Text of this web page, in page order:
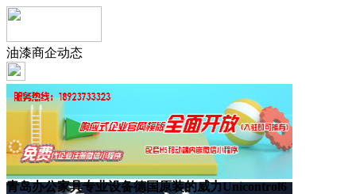
油漆商企动态
青岛办公家具专业设备德国原装的威力Unicontrol6